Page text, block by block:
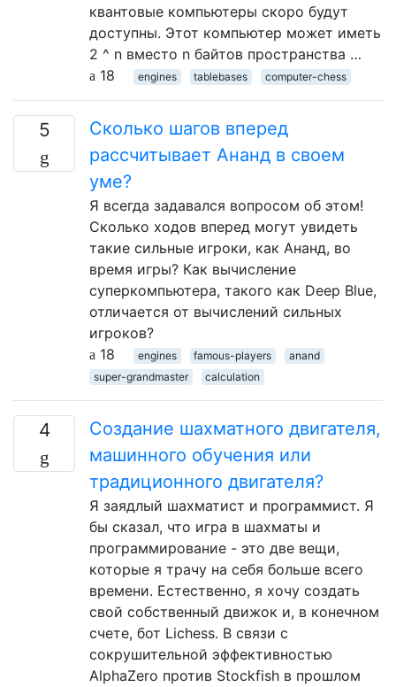
квантовые компьютеры скоро будут
доступны. Этот компьютер может иметь
2 ^ n вместо n байтов пространства …
18
engines tablebases computer-chess
5
Сколько шагов вперед
рассчитывает Ананд в своем
уме?
Я всегда задавался вопросом об этом!
Сколько ходов вперед могут увидеть
такие сильные игроки, как Ананд, во
время игры? Как вычисление
суперкомпьютера, такого как Deep Blue,
отличается от вычислений сильных
игроков?
18
engines famous-players
anand
super-grandmaster
calculation
4
Создание шахматного двигателя,
машинного обучения или
традиционного двигателя?
Я заядлый шахматист и программист. Я
бы сказал, что игра в шахматы и
программирование - это две вещи,
которые я трачу на себя больше всего
времени. Естественно, я хочу создать
свой собственный движок и, в конечном
счете, бот Lichess. В связи с
сокрушительной эффективностью
AlphaZero против Stockfish в прошлом